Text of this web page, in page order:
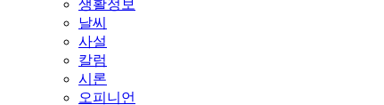
생활정보
날씨
사설
칼럼
시론
오피니언